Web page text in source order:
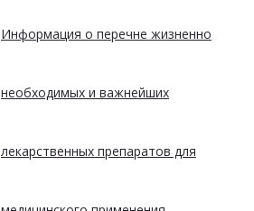
Информация о перечне жизненно
необходимых и важнейших
лекарственных препаратов для